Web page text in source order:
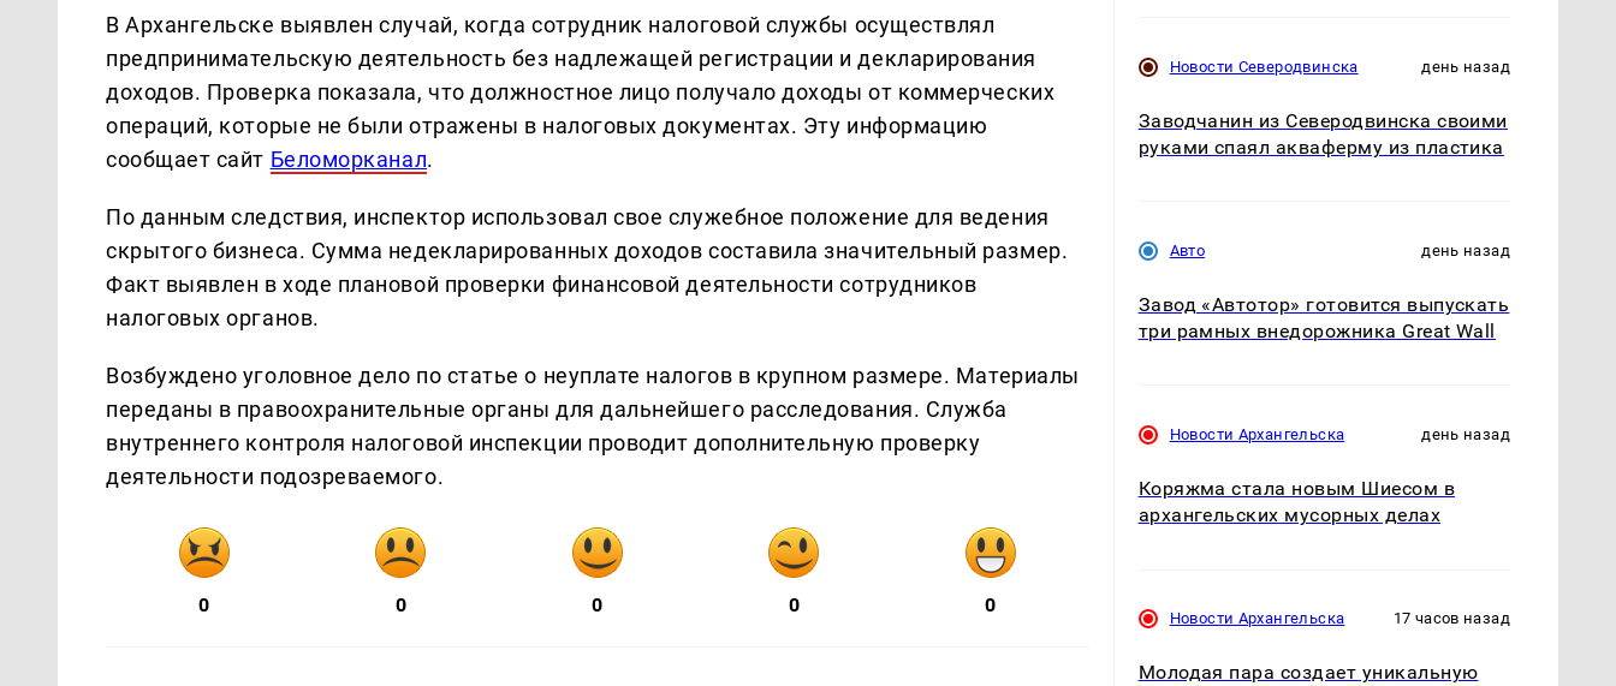
В Архангельске выявлен случай, когда сотрудник налоговой службы осуществлял
предпринимательскую деятельность без надлежащей регистрации и декларирования
доходов. Проверка показала, что должностное лицо получало доходы от коммерческих
операций, которые не были отражены в налоговых документах. Эту информацию
сообщает сайт Беломорканал.
По данным следствия, инспектор использовал свое служебное положение для ведения
скрытого бизнеса. Сумма недекларированных доходов составила значительный размер.
Факт выявлен в ходе плановой проверки финансовой деятельности сотрудников
налоговых органов.
Возбуждено уголовное дело по статье о неуплате налогов в крупном размере. Материалы
переданы в правоохранительные органы для дальнейшего расследования. Служба
внутреннего контроля налоговой инспекции проводит дополнительную проверку
деятельности подозреваемого.
0 0 0 0 0
Новости Северодвинска день назад
Заводчанин из Северодвинска своими
руками спаял акваферму из пластика
Авто день назад
Завод «Автотор» готовится выпускать
три рамных внедорожника Great Wall
Новости Архангельска день назад
Коряжма стала новым Шиесом в
архангельских мусорных делах
Новости Архангельска 17 часов назад
Молодая пара создает уникальную